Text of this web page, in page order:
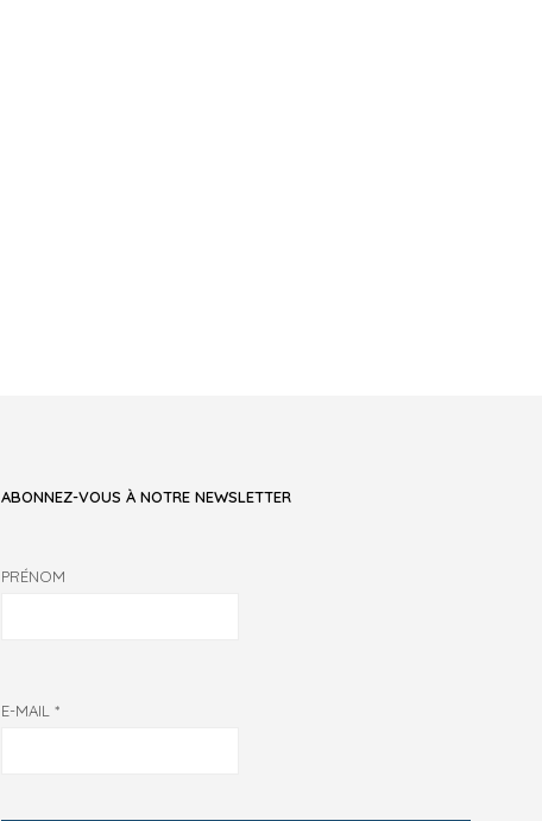
ABONNEZ-VOUS À NOTRE NEWSLETTER
PRÉNOM
E-MAIL*